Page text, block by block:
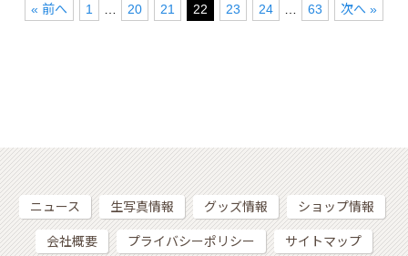
« 前へ 1 20 21 22 23 24 63 次へ »
ニュース 生写真情報 グッズ情報 ショップ情報
会社概要 プライバシーポリシー サイトマップ